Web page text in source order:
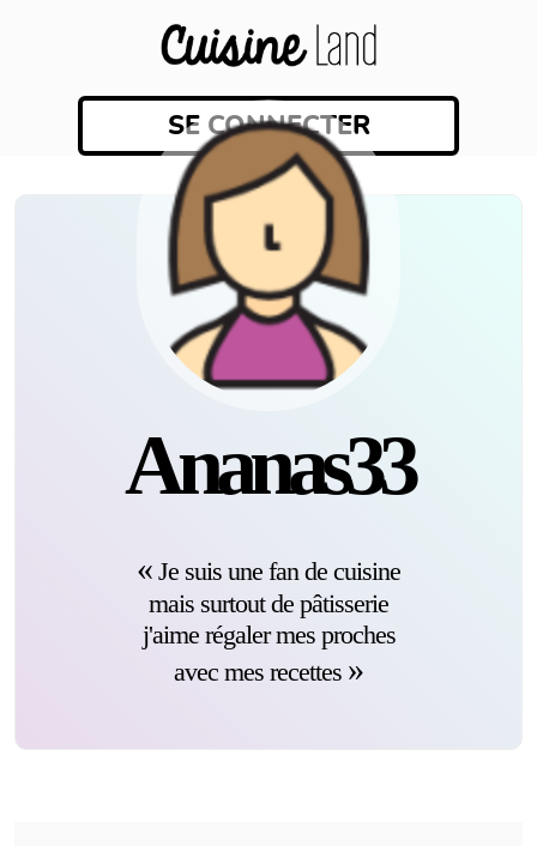
SE CONNECTER
Ananas33
Je suis une fan de cuisine
mais surtout de pâtisserie
j'aime régaler mes proches
avec mes recettes